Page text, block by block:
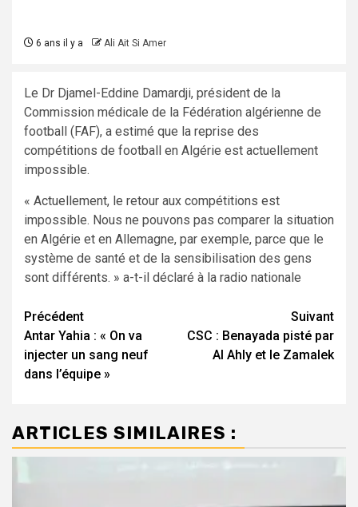
6 ans il y a Ali Ait Si Amer
Le Dr Djamel-Eddine Damardji, président de la
Commission médicale de la Fédération algérienne de
football (FAF), a estimé que la reprise des
compétitions de football en Algérie est actuellement
impossible.
« Actuellement, le retour aux compétitions est
impossible. Nous ne pouvons pas comparer la situation
en Algérie et en Allemagne, par exemple, parce que le
système de santé et de la sensibilisation des gens
sont différents. » a-t-il déclaré à la radio nationale
Navigation
d’article
Précédent
Antar Yahia : « On va
injecter un sang neuf
dans l’équipe »
Suivant
CSC : Benayada pisté par
Al Ahly et le Zamalek
ARTICLES SIMILAIRES :